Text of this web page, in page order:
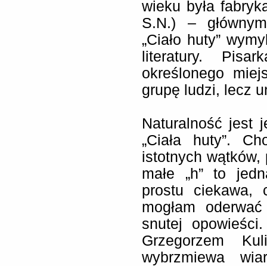
wieku była
S.N.) –
„Ciało huty”
literatury.
określonego
grupę ludzi, lecz
Naturalność jest
„Ciała huty”.
istotnych
małe „h” to
prostu
mogłam
snutej
Grzegorzem
wybrzmiewa